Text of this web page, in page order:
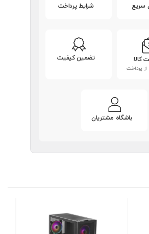
سریع شرایط پرداخت
کالا تضمین کیفیت
باشگاه مشتریان